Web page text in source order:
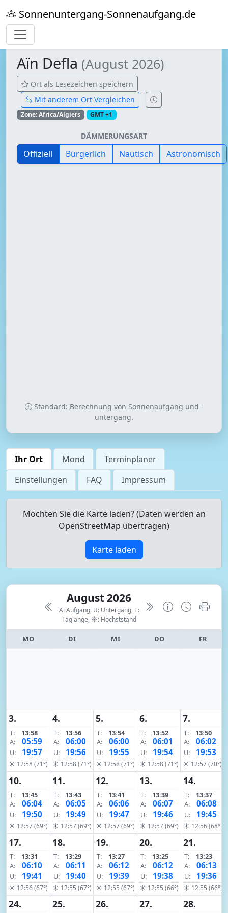
Sonnenuntergang-Sonnenaufgang.de
Aïn Defla (August 2026)
Ort als Lesezeichen speichern
Mit anderem Ort Vergleichen
Zone: Africa/Algiers GMT +1
DÄMMERUNGSART
Offiziell Bürgerlich Nautisch Astronomisch
Standard: Berechnung von Sonnenaufgang und -
untergang.
Ihr Ort Mond
Terminplaner
Einstellungen
FAQ Impressum
Möchten Sie die Karte laden? (Daten werden an
OpenStreetMap übertragen)
Karte laden
August 2026
A: Aufgang, U: Untergang, T:
Taglänge, ☀: Höchststand
MO DI MI DO FR
3.
T:
13:58
A:
05:59
U: 19:57
☀ 12:58 (71°)
4.
T:
13:56
A:
06:00
U: 19:56
☀ 12:58 (71°)
5.
T:
13:54
A:
06:00
U: 19:55
☀ 12:58 (71°)
6.
T:
13:52
A:
06:01
U: 19:54
☀ 12:58 (71°)
7.
T:
13:50
A:
06:02
U: 19:53
☀ 12:57 (70°)
10.
T:
13:45
A:
06:04
U: 19:50
☀ 12:57 (69°)
11.
T:
13:43
A:
06:05
U: 19:49
☀ 12:57 (69°)
12.
T:
13:41
A:
06:06
U: 19:47
☀ 12:57 (69°)
13.
T:
13:39
A:
06:07
U: 19:46
☀ 12:57 (69°)
14.
T:
13:37
A:
06:08
U: 19:45
☀ 12:56 (68°)
17.
T:
13:31
A:
06:10
U: 19:41
☀ 12:56 (67°)
18.
T:
13:29
A:
06:11
U: 19:40
☀ 12:55 (67°)
19.
T:
13:27
A:
06:12
U: 19:39
☀ 12:55 (67°)
20.
T:
13:25
A:
06:12
U: 19:38
☀ 12:55 (66°)
21.
T:
13:23
A:
06:13
U: 19:36
☀ 12:55 (66°)
24. 25. 26. 27. 28.